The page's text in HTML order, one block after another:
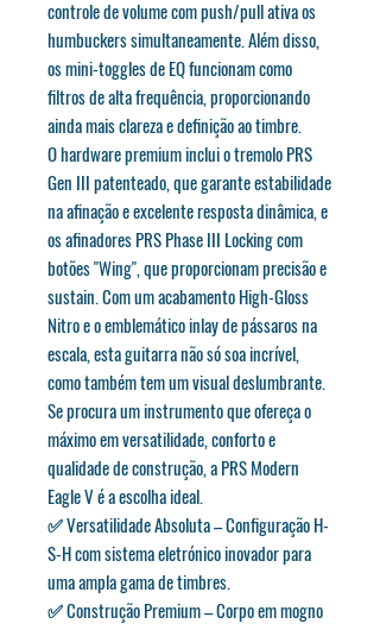
controle de volume com push/pull ativa os
humbuckers simultaneamente. Além disso,
os mini-toggles de EQ funcionam como
filtros de alta frequência, proporcionando
ainda mais clareza e definição ao timbre.
O hardware premium inclui o tremolo PRS
Gen III patenteado, que garante estabilidade
na afinação e excelente resposta dinâmica, e
os afinadores PRS Phase III Locking com
botões "Wing", que proporcionam precisão e
sustain. Com um acabamento High-Gloss
Nitro e o emblemático inlay de pássaros na
escala, esta guitarra não só soa incrível,
como também tem um visual deslumbrante.
Se procura um instrumento que ofereça o
máximo em versatilidade, conforto e
qualidade de construção, a PRS Modern
Eagle V é a escolha ideal.
✅ Versatilidade Absoluta – Configuração H-
S-H com sistema eletrónico inovador para
uma ampla gama de timbres.
✅ Construção Premium – Corpo em mogno